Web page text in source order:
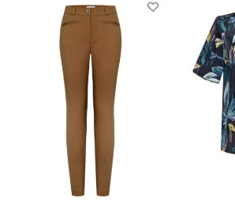
wynosiła:
219 zł.
wynosi:
153 zł.